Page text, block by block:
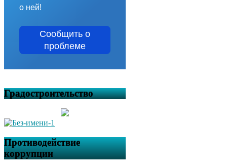
о ней!
Сообщить о
проблеме
Градостроительство
Противодействие
коррупции